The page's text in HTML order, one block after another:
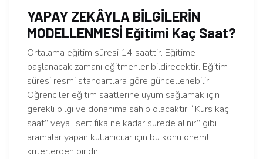
YAPAY ZEKÂYLA BİLGİLERİN
MODELLENMESİ Eğitimi Kaç Saat?
Ortalama eğitim süresi 14 saattir. Eğitime
başlanacak zamanı eğitmenler bildirecektir. Eğitim
süresi resmi standartlara göre güncellenebilir.
Öğrenciler eğitim saatlerine uyum sağlamak için
gerekli bilgi ve donanıma sahip olacaktır. “Kurs kaç
saat” veya “sertifika ne kadar sürede alınır” gibi
aramalar yapan kullanıcılar için bu konu önemli
kriterlerden biridir.